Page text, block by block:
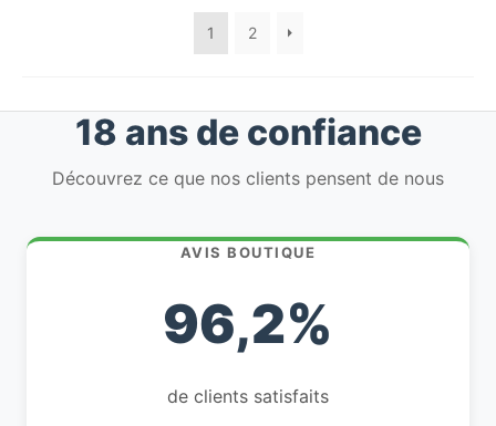
1 2
18 ans de confiance
Découvrez ce que nos clients pensent de nous
AVIS BOUTIQUE
96,2%
de clients satisfaits